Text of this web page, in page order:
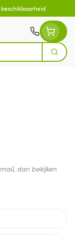
Zoek
dan bekijken